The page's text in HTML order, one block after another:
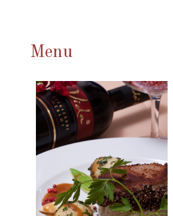
Menu